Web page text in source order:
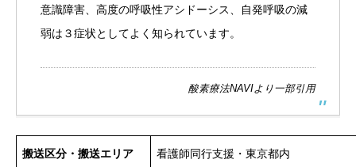
意識障害、高度の呼吸性アシドーシス、自発呼吸の減
弱は３症状としてよく知られています。
酸素療法NAVIより一部引用
搬送区分・搬送エリア 看護師同行支援・東京都内